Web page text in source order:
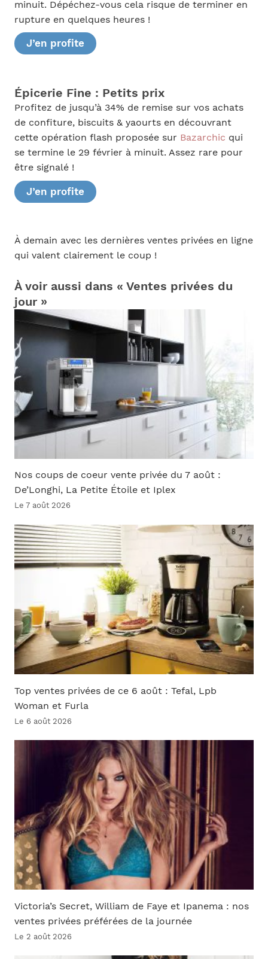
minuit. Dépéchez-vous cela risque de terminer en
rupture en quelques heures !
J’en profite
Épicerie Fine : Petits prix
Profitez de jusqu’à 34% de remise sur vos achats
de confiture, biscuits & yaourts en découvrant
cette opération flash proposée sur Bazarchic qui
se termine le 29 février à minuit. Assez rare pour
être signalé !
J’en profite
À demain avec les dernières ventes privées en ligne
qui valent clairement le coup !
À voir aussi dans « Ventes privées du
jour »
Nos coups de coeur vente privée du 7 août :
De’Longhi, La Petite Étoile et Iplex
Le 7 août 2026
Top ventes privées de ce 6 août : Tefal, Lpb
Woman et Furla
Le 6 août 2026
Victoria’s Secret, William de Faye et Ipanema : nos
ventes privées préférées de la journée
Le 2 août 2026